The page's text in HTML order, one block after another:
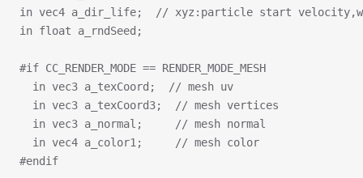
in vec4 a_dir_life;  // xyz:particle start
in float a_rndSeed;
#if CC_RENDER_MODE == RENDER_MODE_MESH
  in vec3 a_texCoord;  // mesh uv
  in vec3 a_texCoord3;  // mesh vertices
  in vec3 a_normal;     // mesh normal
  in vec4 a_color1;     // mesh color
#endif